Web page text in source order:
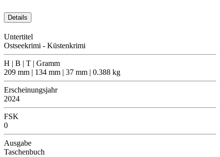
Details
Untertitel
Ostseekrimi - Küstenkrimi
H | B | T | Gramm
209 mm | 134 mm | 37 mm | 0.388 kg
Erscheinungsjahr
2024
FSK
0
Ausgabe
Taschenbuch